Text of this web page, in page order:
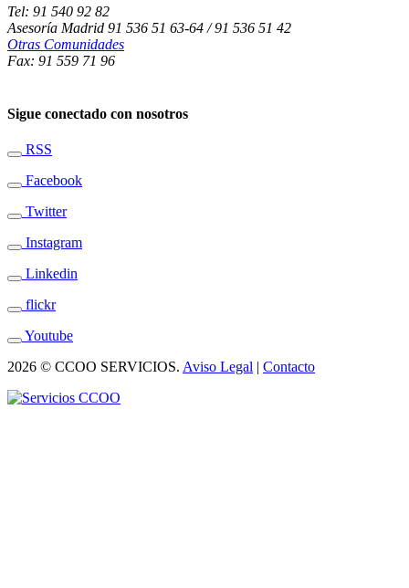
Tel: 91 540 92 82
Asesoría Madrid 91 536 51 63-64 / 91 536 51 42
Otras Comunidades
Fax: 91 559 71 96
Sigue conectado con nosotros
RSS
Facebook
Twitter
Instagram
Linkedin
flickr
Youtube
2026 © CCOO SERVICIOS. Aviso Legal | Contacto